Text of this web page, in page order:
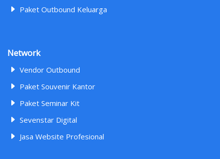
Paket Outbound Keluarga
Network
Vendor Outbound
Paket Souvenir Kantor
Paket Seminar Kit
Sevenstar Digital
Jasa Website Profesional